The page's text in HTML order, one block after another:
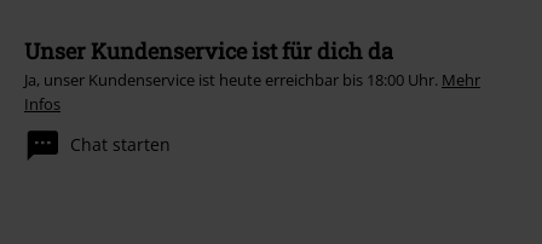
Unser Kundenservice ist für dich da
Ja, unser Kundenservice ist heute erreichbar bis 18:00 Uhr. Mehr
Infos
Chat starten